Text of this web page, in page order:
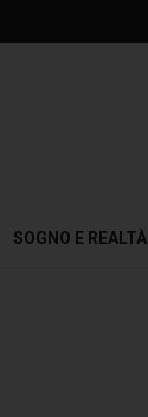
SOGNO E REALTÀ